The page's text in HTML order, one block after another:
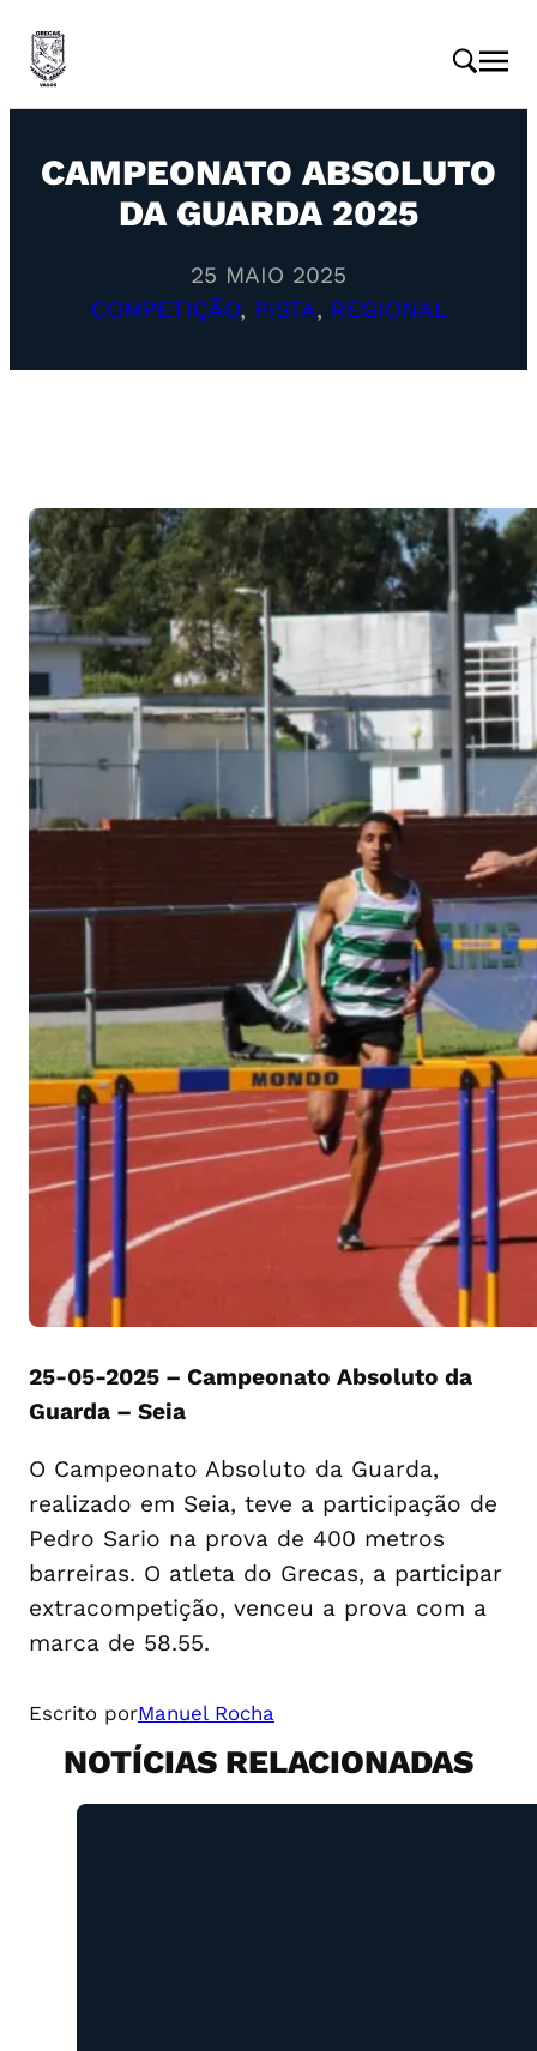
CAMPEONATO ABSOLUTO
DA GUARDA 2025
25 MAIO 2025
COMPETIÇÃO, PISTA, REGIONAL
25-05-2025 – Campeonato Absoluto da
Guarda – Seia
O Campeonato Absoluto da Guarda,
realizado em Seia, teve a participação de
Pedro Sario na prova de 400 metros
barreiras. O atleta do Grecas, a participar
extracompetição, venceu a prova com a
marca de 58.55.
Escrito porManuel Rocha
NOTÍCIAS RELACIONADAS